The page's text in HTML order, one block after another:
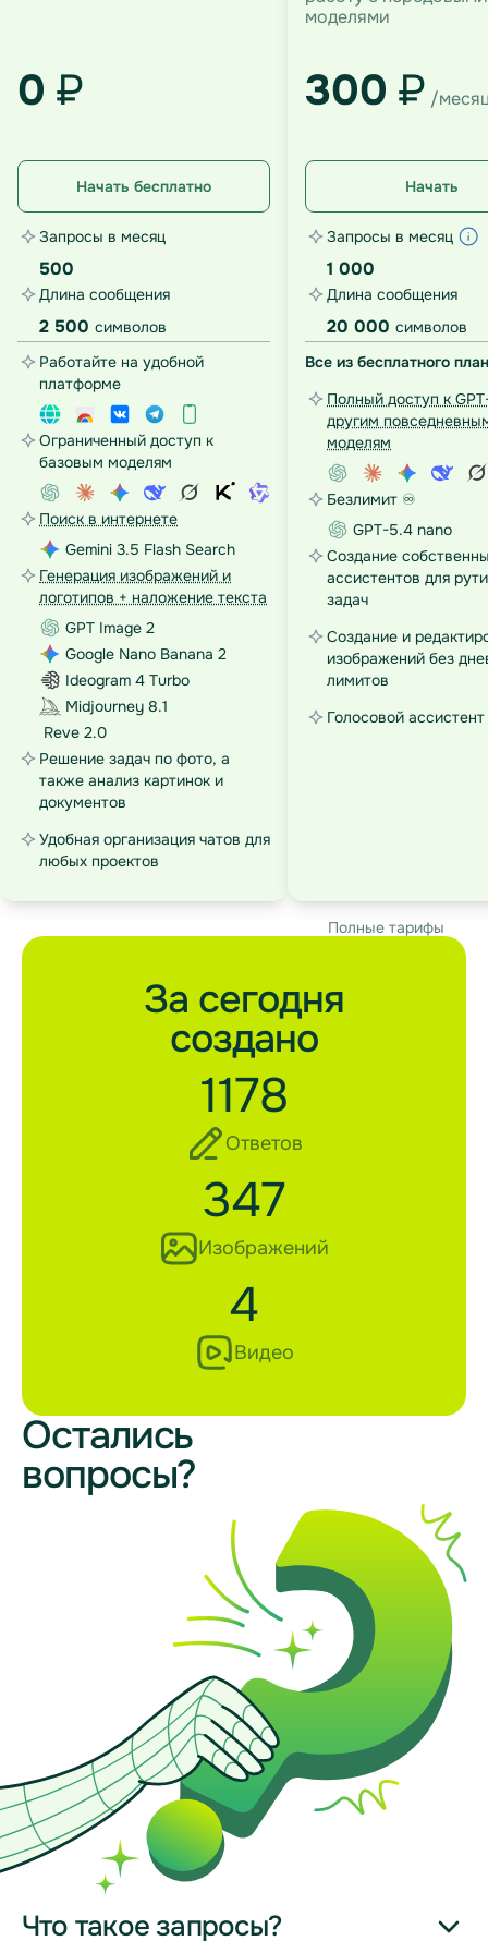
0 ₽
Начать бесплатно
Запросы в месяц
500
Длина сообщения
2 500 символов
Работайте на удобной
платформе
Ограниченный доступ к
базовым моделям
Поиск в интернете
Gemini 3.5 Flash Search
Генерация изображений и
логотипов + наложение текста
GPT Image 2
Google Nano Banana 2
Ideogram 4 Turbo
Midjourney 8.1
Reve 2.0
Решение задач по фото, а
также анализ картинок и
документов
Удобная организация чатов для
любых проектов
моделями
300 ₽ /
Начать
Запросы в месяц
1 000
Длина сообщения
20 000 символов
Все из бесплатного
Полный доступ к
другим
моделям
Безлимит ♾️
GPT-5.4 nano
Создание
ассистентов для
задач
Создание и
изображений без
лимитов
Голосовой ассистент
Полные тарифы
За сегодня
создано
1178
Ответов
347
Изображений
4
Видео
Остались
вопросы?
Что такое запросы?